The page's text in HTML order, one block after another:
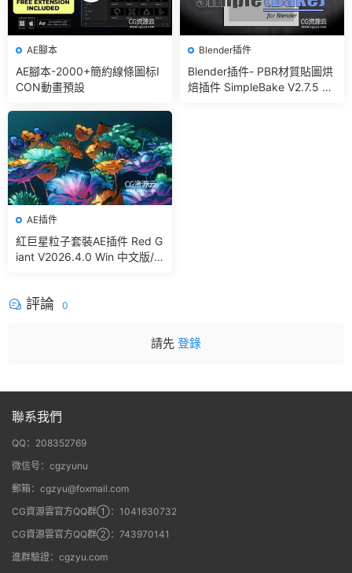
AE腳本
AE腳本-2000+簡約線條圖标I
CON動畫預設
Blender插件
Blender插件- PBR材質貼圖烘
焙插件 SimpleBake V2.7.5 –
AE插件
紅巨星粒子套裝AE插件 Red G
iant V2026.4.0 Win 中文版/
評論 0
請先 登錄
聯系我們
QQ：208352769
微信号：cgzyunu
郵箱：cgzyu@foxmail.com
CG資源雲官方QQ群①：1041630732
CG資源雲官方QQ群②：743970141
進群驗證：cgzyu.com